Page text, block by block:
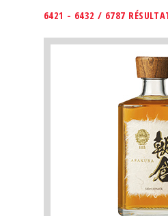
6421 - 6432 / 6787